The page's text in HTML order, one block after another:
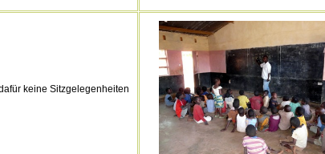
keine Sitzgelegenheiten